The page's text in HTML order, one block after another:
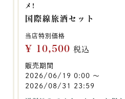
メ!
国際線旅酒セット
当店特別価格
¥ 10,500 税込
販売期間
2026/06/19 0:00 〜
2026/08/31 23:59